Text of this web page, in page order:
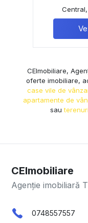
CEImobiliare,
oferte imobiliare,
case vile de
apartamente de
sau
CEImobiliare
Agenție imobiliară
0748557557